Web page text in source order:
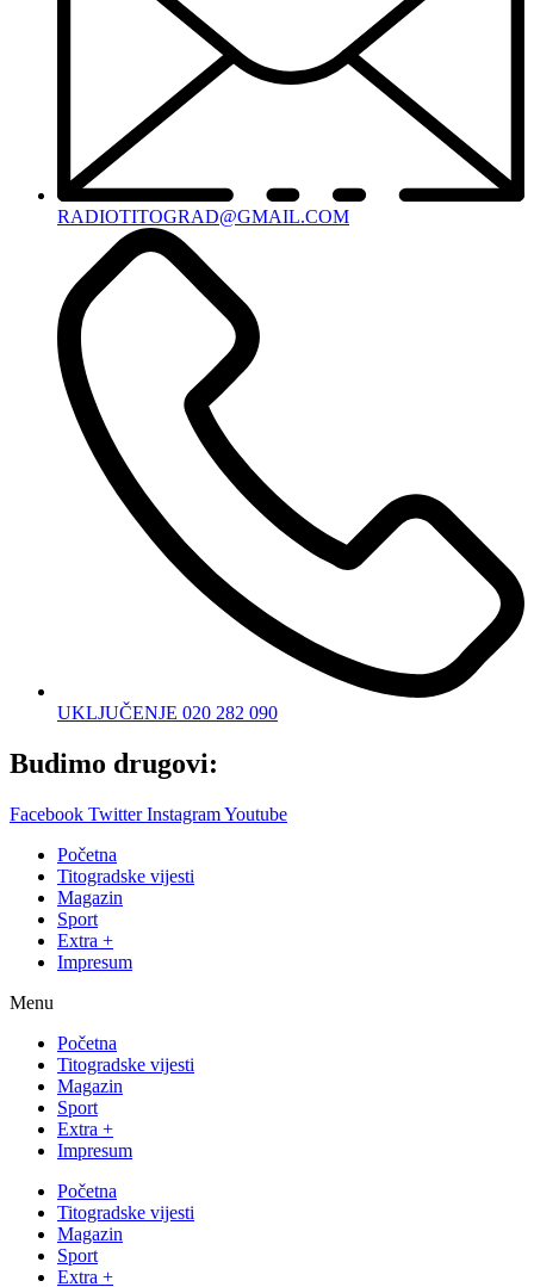
RADIOTITOGRAD@GMAIL.COM
UKLJUČENJE 020 282 090
Budimo drugovi:
Facebook Twitter InstagramYoutube
Početna
Titogradske vijesti
Magazin
Sport
Extra +
Impresum
Menu
Početna
Titogradske vijesti
Magazin
Sport
Extra +
Impresum
Početna
Titogradske vijesti
Magazin
Sport
Extra +